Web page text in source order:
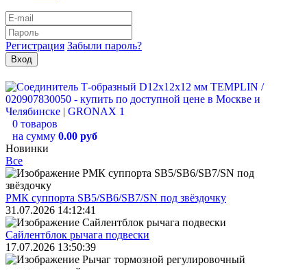
Регистрация Забыли пароль?
0 товаров
на сумму 0.00 руб
Новинки
Все
РМК суппорта SB5/SB6/SB7/SN под звёздочку
31.07.2026 14:12:41
Сайлентблок рычага подвески
17.07.2026 13:50:39